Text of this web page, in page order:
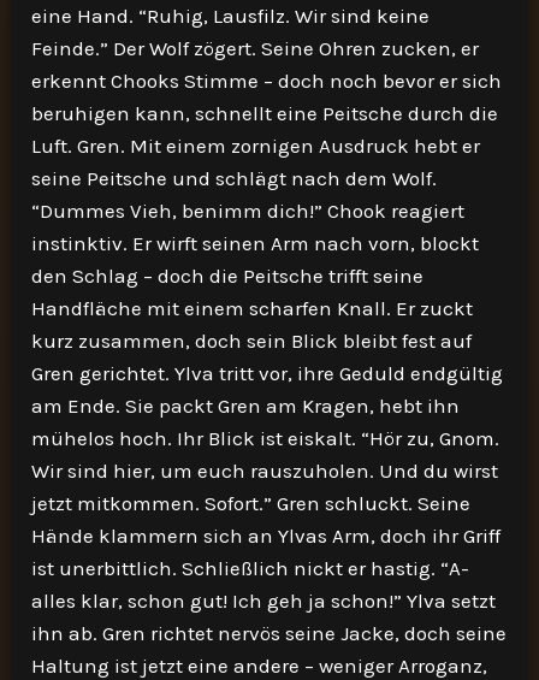
eine Hand. “Ruhig, Lausfilz. Wir sind keine
Feinde.” Der Wolf zögert. Seine Ohren zucken, er
erkennt Chooks Stimme – doch noch bevor er sich
beruhigen kann, schnellt eine Peitsche durch die
Luft. Gren. Mit einem zornigen Ausdruck hebt er
seine Peitsche und schlägt nach dem Wolf.
“Dummes Vieh, benimm dich!” Chook reagiert
instinktiv. Er wirft seinen Arm nach vorn, blockt
den Schlag – doch die Peitsche trifft seine
Handfläche mit einem scharfen Knall. Er zuckt
kurz zusammen, doch sein Blick bleibt fest auf
Gren gerichtet. Ylva tritt vor, ihre Geduld endgültig
am Ende. Sie packt Gren am Kragen, hebt ihn
mühelos hoch. Ihr Blick ist eiskalt. “Hör zu, Gnom.
Wir sind hier, um euch rauszuholen. Und du wirst
jetzt mitkommen. Sofort.” Gren schluckt. Seine
Hände klammern sich an Ylvas Arm, doch ihr Griff
ist unerbittlich. Schließlich nickt er hastig. “A-
alles klar, schon gut! Ich geh ja schon!” Ylva setzt
ihn ab. Gren richtet nervös seine Jacke, doch seine
Haltung ist jetzt eine andere – weniger Arroganz,